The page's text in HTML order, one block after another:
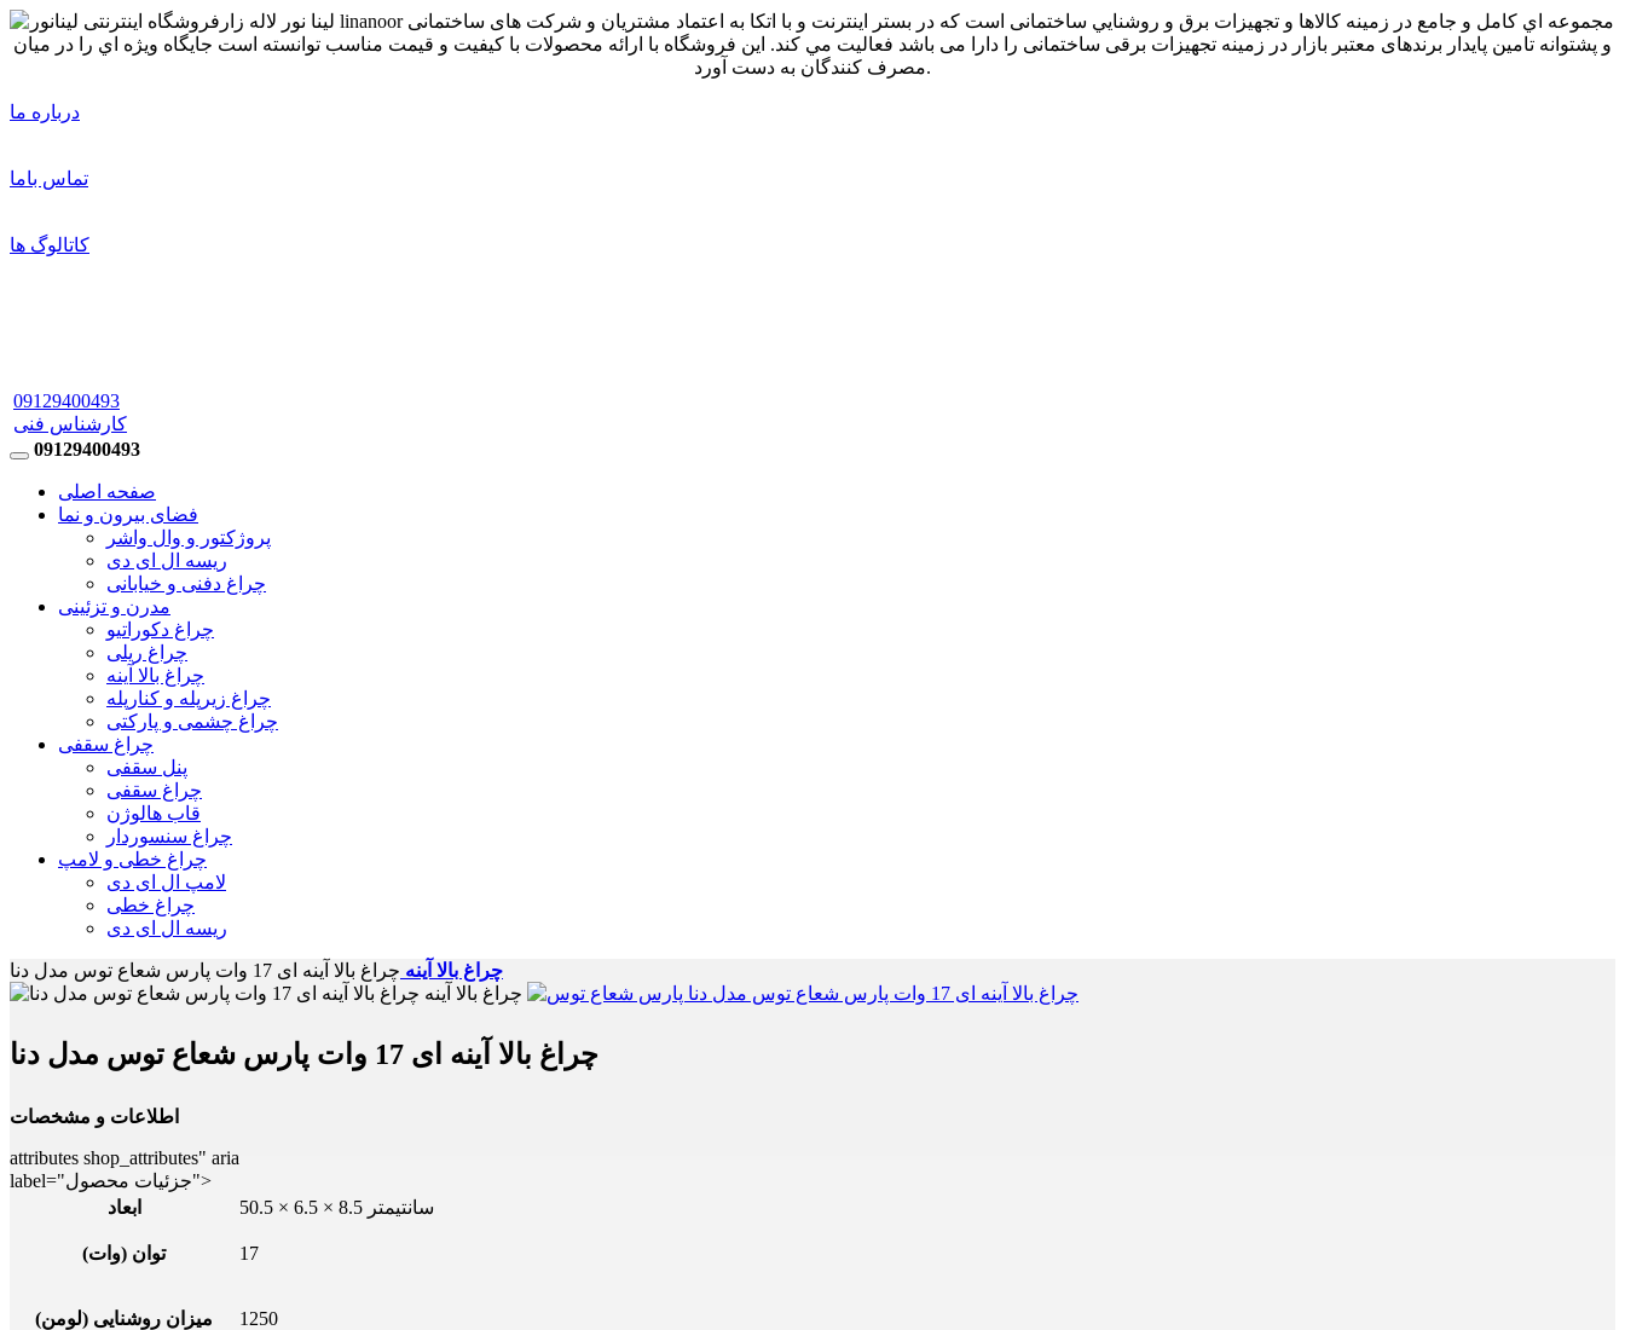
درباره ما
تماس باما
کاتالوگ ها
09129400493
کارشناس فنی
09129400493
صفحه اصلی
فضای بیرون و نما
پروژکتور و وال واشر
ریسه ال ای دی
چراغ دفنی و خیابانی
مدرن و تزئینی
چراغ دکوراتیو
چراغ ریلی
چراغ بالا آینه
چراغ زیرپله و کنارپله
چراغ چشمی و پارکتی
چراغ سقفی
پنل سقفی
چراغ سقفی
قاب هالوژن
چراغ سنسوردار
چراغ خطی و لامپ
لامپ ال ای دی
چراغ خطی
ریسه ال ای دی
چراغ بالا آینه چراغ بالا آینه ای 17 وات پارس شعاع توس مدل دنا
چراغ بالا آینه ای 17 وات پارس شعاع توس مدل دنا
اطلاعات و مشخصات
attributes shop_attributes" aria
label="جزئیات محصول">
ابعاد
50.5 × 6.5 × 8.5 سانتیمتر
توان (وات) 17
میزان روشنایی (لومن) 1250